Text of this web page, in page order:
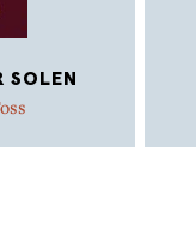
SOLEN